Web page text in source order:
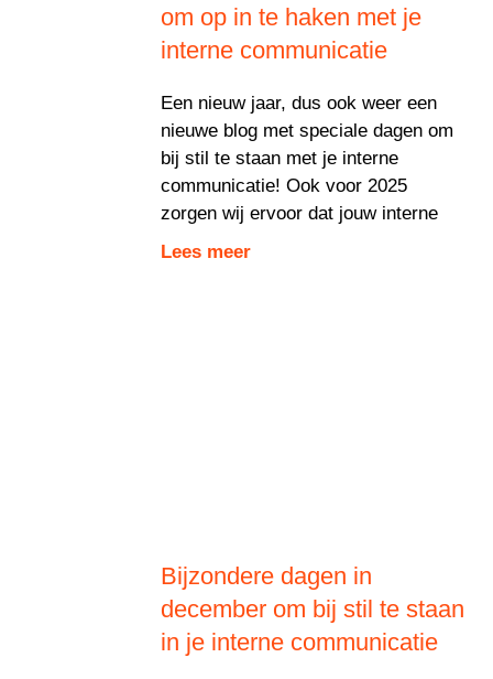
om op in te haken met je
interne communicatie
Een nieuw jaar, dus ook weer een
nieuwe blog met speciale dagen om
bij stil te staan met je interne
communicatie! Ook voor 2025
zorgen wij ervoor dat jouw interne
Lees meer
Bijzondere dagen in
december om bij stil te staan
in je interne communicatie